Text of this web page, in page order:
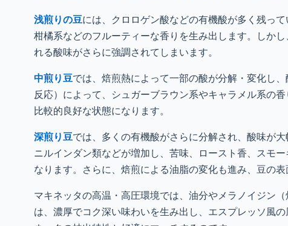
浅煎りの豆には、クロロゲン酸などの有機酸が多く残っ
柑橘系などのフルーティーな香りを生み出します。しか
れる酸味がさらに強調されてしまいます。
中煎り豆では、焙煎熱によって一部の酸が分解・変化し
反応）によって、シュガーブラウン系やキャラメル系の
比較的良好な状態になります。
深煎り豆では、多くの有機酸がさらに分解され、酸味が
ニルインダン類などが増加し、苦味、ロースト香、スモ
なります。さらに、焙煎による油脂の変化も進み、豆の表
マキネッタの高温・高圧環境では、油分やメラノイジン
は、濃厚でコク深い味わいを生み出し、エスプレッソ風